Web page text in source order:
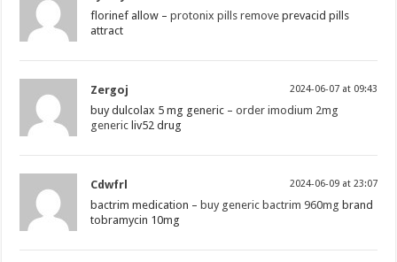
florinef allow –protonix pills remove prevacid pills
attract
Zergoj 2024-06-07 at 09:43
buy dulcolax 5 mg generic –order imodium 2mg
generic liv52 drug
Cdwfrl 2024-06-09 at 23:07
bactrim medication – buy generic bactrim 960mg brand
tobramycin 10mg